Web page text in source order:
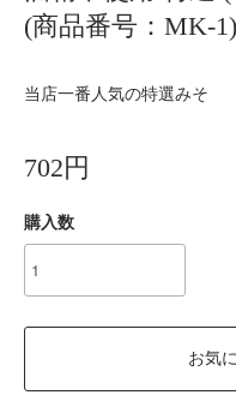
(商品番号：MK-1)
当店一番人気の特選みそ
702円
購入数
お気